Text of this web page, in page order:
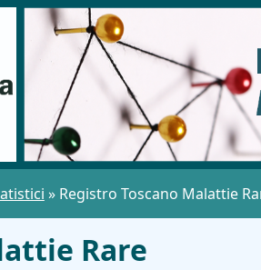
» Registro Toscano Malattie
Rare